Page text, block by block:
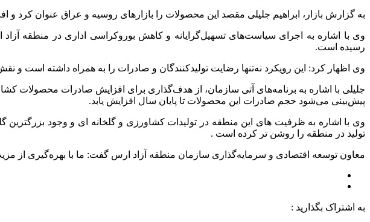
به گزارش بازار، ابراهیم جلیلی مقصد این محصولات را بازارهای روسیه و عراق عنوان کرد و افزود: ارزش
وی با اشاره به اجرای سیاست‌های تسهیل‌گرایانه و کاهش بوروکراسی اداری در منطقه
رسیده است.
وی اظهار کرد: این رویکرد نه‌تنها رضایت تولیدکنندگان و صادرات را به همراه داشته است و
جلیلی با اشاره به برنامه‌های آتی سازمان، از هدف‌گذاری برای افزایش صادرات محصولات
پیش‌بینی می‌شود حجم صادرات این محصولات تا پایان سال افزایش یابد.
وی با اشاره به ظرفیت های این منطقه در تولیدات کشاورزی و گلخانه ای و وجود بزرگترین
تولید در منطقه را روشن تر کرده است .
معاون توسعه اقتصادی و سرمایه‌گذاری سازمان منطقه آزاد ارس گفت: ما با بهره‌گیری از
به اشتراک بگذارید :